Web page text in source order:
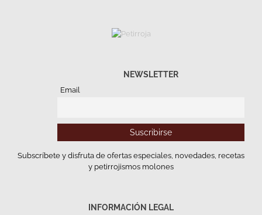
NEWSLETTER
Email
Subscríbete y disfruta de ofertas especiales, novedades, recetas
y petirrojismos molones
INFORMACIÓN LEGAL